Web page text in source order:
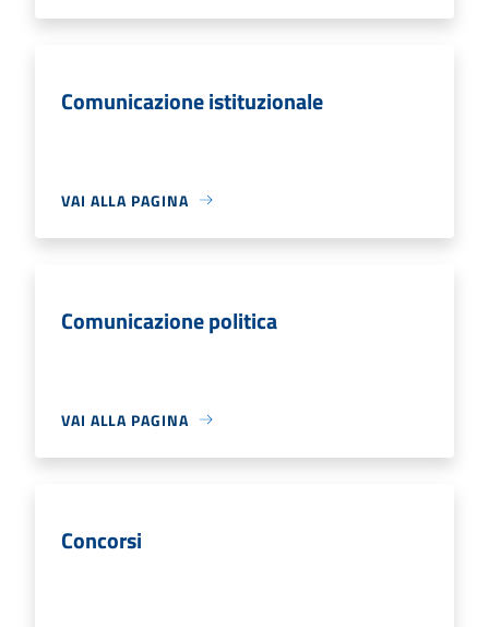
Comunicazione istituzionale
VAI ALLA PAGINA
Comunicazione politica
VAI ALLA PAGINA
Concorsi